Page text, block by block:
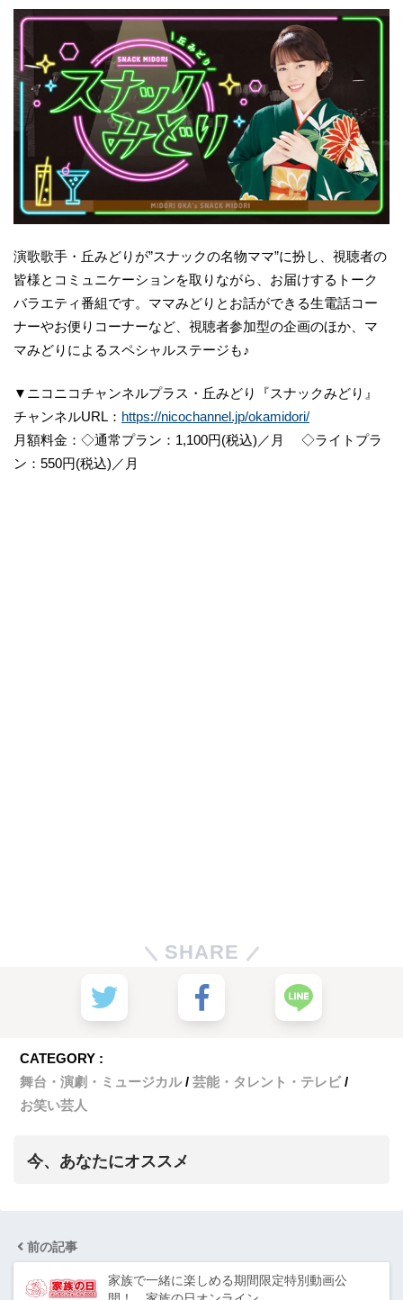
演歌歌手・丘みどりが”スナックの名物ママ”に扮し、視聴者の
皆様とコミュニケーションを取りながら、お届けするトーク
バラエティ番組です。ママみどりとお話ができる生電話コー
ナーやお便りコーナーなど、視聴者参加型の企画のほか、マ
マみどりによるスペシャルステージも♪
▼ニコニコチャンネルプラス・丘みどり『スナックみどり』
チャンネルURL： https://nicochannel.jp/okamidori/
月額料金：◇通常プラン：1,100円(税込)／月 ◇ライトプラ
ン：550円(税込)／月
SHARE
CATEGORY :
舞台・演劇・ミュージカル
芸能・タレント・テレビ
お笑い芸人
今、あなたにオススメ
前の記事
家族で一緒に楽しめる期間限定特別動画公